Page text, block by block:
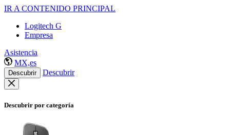
IR A CONTENIDO PRINCIPAL
Logitech G
Empresa
Asistencia
MX,es
Descubrir Descubrir
Descubrir por categoría